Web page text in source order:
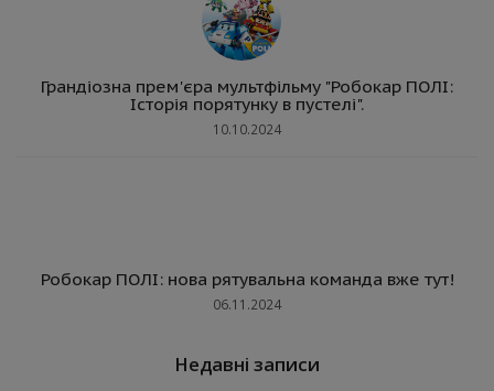
Грандіозна прем'єра мультфільму "Робокар ПОЛІ:
Історія порятунку в пустелі".
10.10.2024
Робокар ПОЛІ: нова рятувальна команда вже тут!
06.11.2024
Недавні записи